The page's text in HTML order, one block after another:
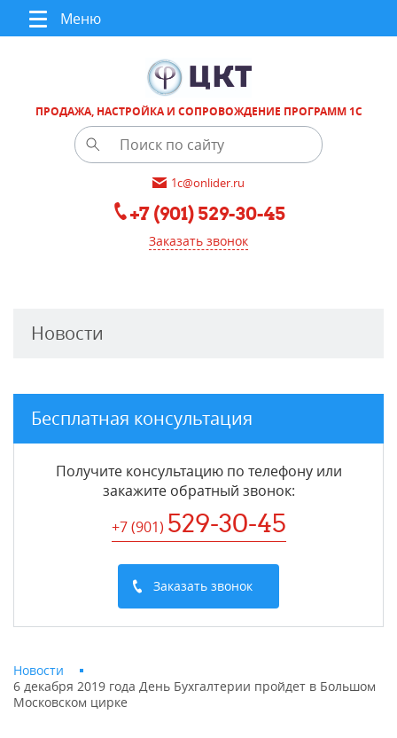
Меню
ПРОДАЖА, НАСТРОЙКА И СОПРОВОЖДЕНИЕ ПРОГРАММ 1С
1c@onlider.ru
+7 (901) 529-30-45
Заказать звонок
Новости
Бесплатная консультация
Получите консультацию по телефону или
закажите обратный звонок:
+7 (901) 529-30-45
Заказать звонок
Новости
6 декабря 2019 года День Бухгалтерии пройдет в Большом
Московском цирке